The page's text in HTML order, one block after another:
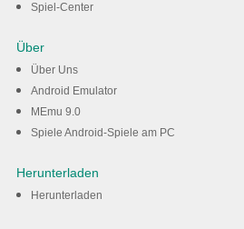
Spiel-Center
Über
Über Uns
Android Emulator
MEmu 9.0
Spiele Android-Spiele am PC
Herunterladen
Herunterladen